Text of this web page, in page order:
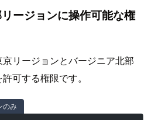
ージョンに操作可能な権
リージョンとバージニア北部
可する権限です。
のみ